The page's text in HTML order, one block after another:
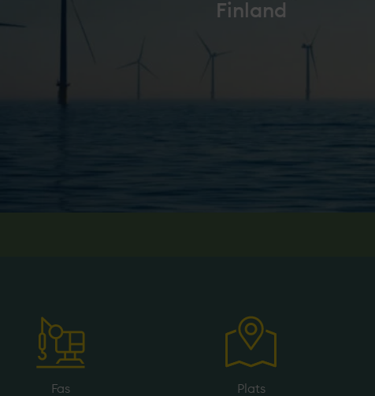
Finland
Fas Plats